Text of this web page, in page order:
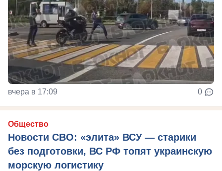
вчера в 17:09 0
Общество
Новости СВО: «элита» ВСУ — старики
без подготовки, ВС РФ топят украинскую
морскую логистику